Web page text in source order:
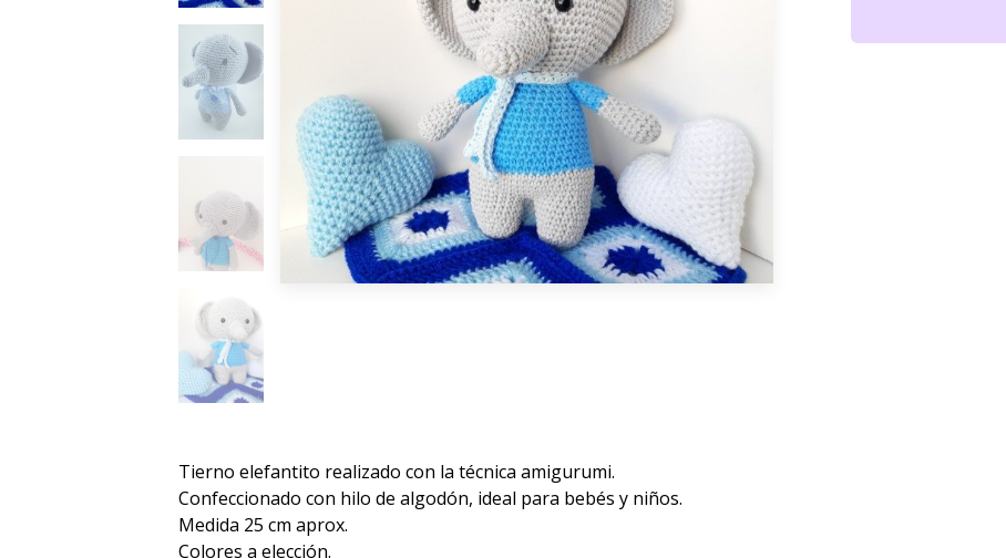
Tierno elefantito realizado con la técnica amigurumi.
Confeccionado con hilo de algodón, ideal para bebés y niños.
Medida 25 cm aprox.
Colores a elección.